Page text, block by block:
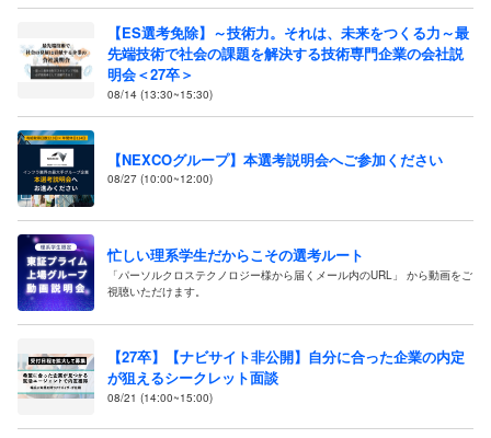
【ES選考免除】～技術力。それは、未来をつくる力～最
先端技術で社会の課題を解決する技術専門企業の会社説
明会＜27卒＞
08/14 (13:30~15:30)
【NEXCOグループ】本選考説明会へご参加ください
08/27 (10:00~12:00)
忙しい理系学生だからこその選考ルート
「パーソルクロステクノロジー様から届くメール内のURL」 から動画をご
視聴いただけます。
【27卒】【ナビサイト非公開】自分に合った企業の内定
が狙えるシークレット面談
08/21 (14:00~15:00)